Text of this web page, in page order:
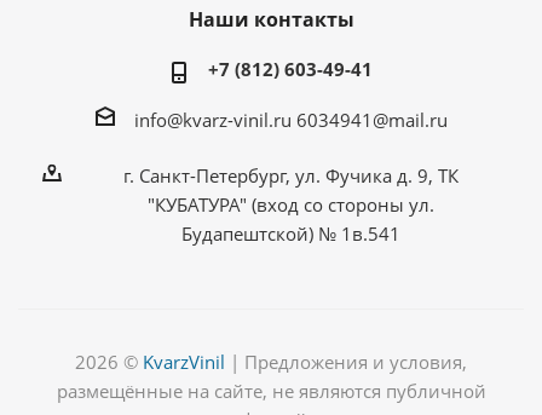
Наши контакты
+7 (812) 603-49-41
info@kvarz-vinil.ru 6034941@mail.ru
г. Санкт-Петербург, ул. Фучика д. 9, ТК
"КУБАТУРА" (вход со стороны ул.
Будапештской) № 1в.541
2026 © KvarzVinil | Предложения и условия,
размещённые на сайте, не являются публичной